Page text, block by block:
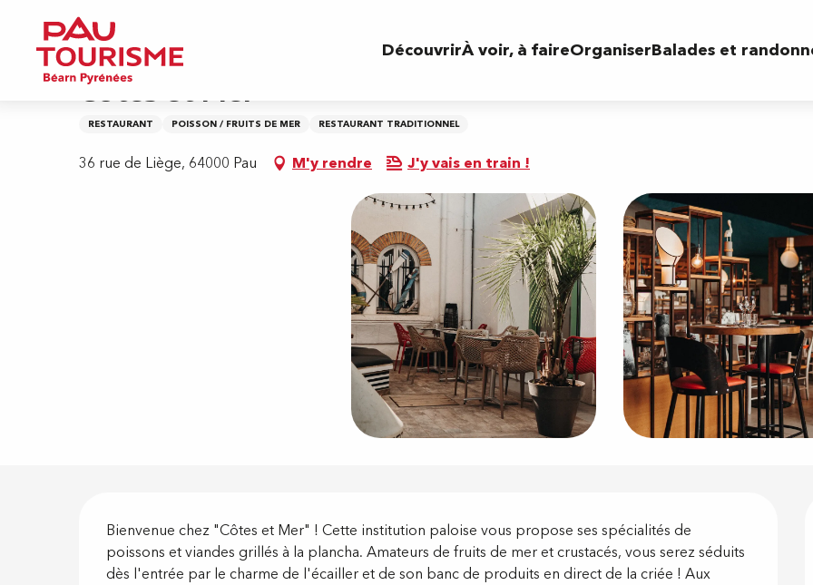
contenu
principal
DécouvrirÀ voir, à faireOrganiserBalades et
Accueil
Côtes et Mer
RESTAURANT POISSON / FRUITS DE MER RESTAURANT TRADITIONNEL
36 rue de Liège, 64000 Pau M'y rendre J'y vais en train !
Description
Bienvenue chez "Côtes et Mer" ! Cette institution paloise vous propose ses spécialités de
poissons et viandes grillés à la plancha. Amateurs de fruits de mer et crustacés, vous serez séduits
dès l'entrée par le charme de l'écailler et de son banc de produits en direct de la criée ! Aux